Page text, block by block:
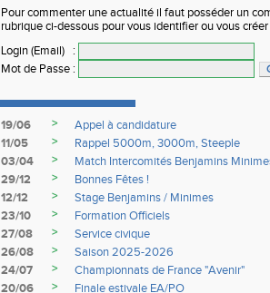
Pour commenter une actualité il faut posséder un
rubrique ci-dessous pour vous identifier ou vous
Login (Email)
:
Mot de Passe :
19/06 >
Appel à candidature
11/05
>
Rappel 5000m, 3000m, Steeple
03/04
>
Match Intercomités Benjamins
29/12
>
Bonnes Fêtes !
12/12
>
Stage Benjamins / Minimes
23/10
>
Formation Officiels
27/08
>
Service civique
26/08
>
Saison 2025-2026
24/07
>
Championnats de France "Avenir"
20/06
>
Finale estivale EA/PO